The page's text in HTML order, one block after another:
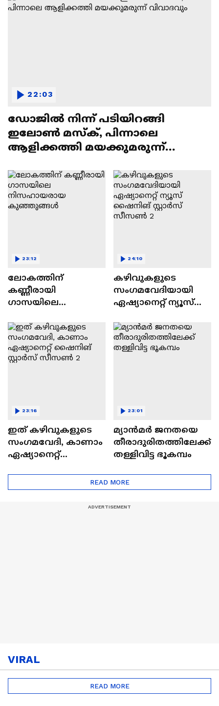
ഡോജിൽ നിന്ന് പടിയിറങ്ങി
ഇലോൺ മസ്ക്, പിന്നാലെ
ആളിക്കത്തി മയക്കുമരുന്ന്
22:03
ലോകത്തിന്
കണ്ണീരായി
ഗാസയിലെ
കുഞ്ഞുങ്ങൾ
23:12
കഴിവുകളുടെ
സംഗമവേദിയായി
ഏഷ്യാനെറ്റ് ന്യൂസ്
സീസൺ 2
24:10
ഇത് കഴിവുകളുടെ
സംഗമവേദി, കാണാം
ഏഷ്യാനെറ്റ്
23:16
മ്യാൻമർ ജനതയെ
തീരാദുരിതത്തിലേക്ക്
തള്ളിവിട്ട ഭൂകമ്പം
23:01
READ MORE
VIRAL
READ MORE